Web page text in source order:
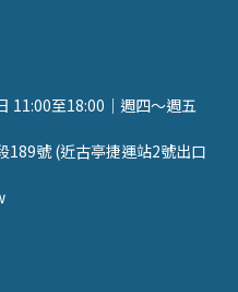
11:00至18:00｜週四～週五
189號 (近古亭捷運站2號出口